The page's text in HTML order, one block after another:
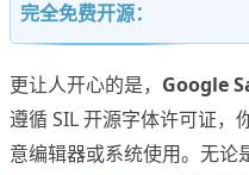
完全免费开源：
更让人开心的是， Google
遵循 SIL 开源字体许可证，
意编辑器或系统使用。无论